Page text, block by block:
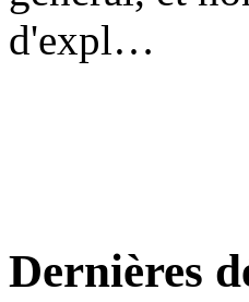
d'expl…
Dernières